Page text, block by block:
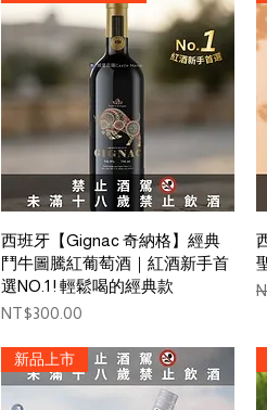
Quick View
西班牙【Gignac 奇納格】經典
鬥牛圖騰紅葡萄酒｜紅酒新手首
選NO.1 ! 輕鬆喝的經典款
Price
NT$300.00
新品上市